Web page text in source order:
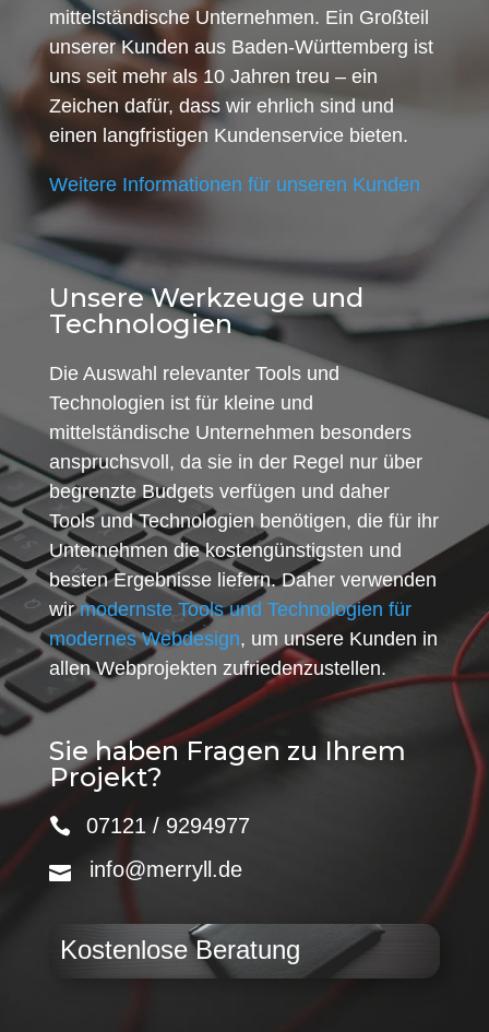
mittelständische Unternehmen. Ein Großteil
unserer Kunden aus Baden-Württemberg ist
uns seit mehr als 10 Jahren treu – ein
Zeichen dafür, dass wir ehrlich sind und
einen langfristigen Kundenservice bieten.
Weitere Informationen für unseren Kunden
Unsere Werkzeuge und
Technologien
Die Auswahl relevanter Tools und
Technologien ist für kleine und
mittelständische Unternehmen besonders
anspruchsvoll, da sie in der Regel nur über
begrenzte Budgets verfügen und daher
Tools und Technologien benötigen, die für ihr
Unternehmen die kostengünstigsten und
besten Ergebnisse liefern. Daher verwenden
wirmodernste Tools und Technologien für
modernes Webdesign, um unsere Kunden in
allen Webprojekten zufriedenzustellen.
Sie haben Fragen zu Ihrem
Projekt?
07121 / 9294977
info@merryll.de
Kostenlose Beratung